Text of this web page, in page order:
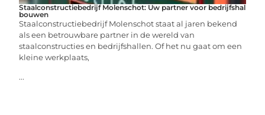
Staalconstructiebedrijf Molenschot: Uw partner voor bedrijfshal
bouwen
Staalconstructiebedrijf Molenschot staat al jaren bekend
als een betrouwbare partner in de wereld van
staalconstructies en bedrijfshallen. Of het nu gaat om een
kleine werkplaats,
...